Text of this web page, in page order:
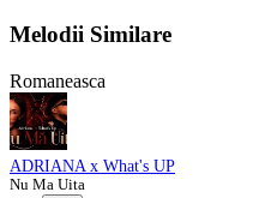
Melodii Similare
Romaneasca
ADRIANA x What's UP
Nu Ma Uita